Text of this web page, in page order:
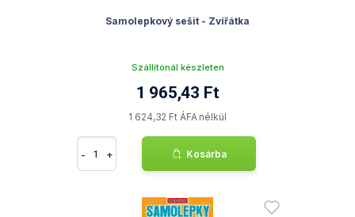
Samolepkový sešit - Zvířátka
Szállítónál készleten
1 965,43 Ft
1 624,32 Ft ÁFA nélkül
- + Kosárba